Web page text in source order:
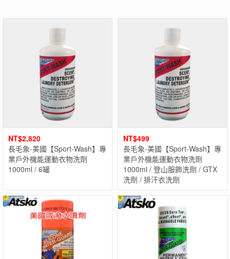
NT$2,820
長毛象-美國【Sport-Wash】專
業戶外機能運動衣物洗劑
1000ml / 6罐
NT$499
長毛象-美國【Sport-Wash】專
業戶外機能運動衣物洗劑
1000ml / 登山服飾洗劑 / GTX
洗劑 / 排汗衣洗劑